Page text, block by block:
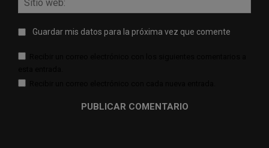
Guardar mis datos para la próxima vez que comente